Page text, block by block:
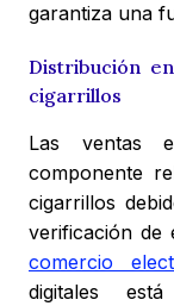
garantiza una
Distribución
cigarrillos
Las ventas
componente
cigarrillos
verificación de
comercio
digitales